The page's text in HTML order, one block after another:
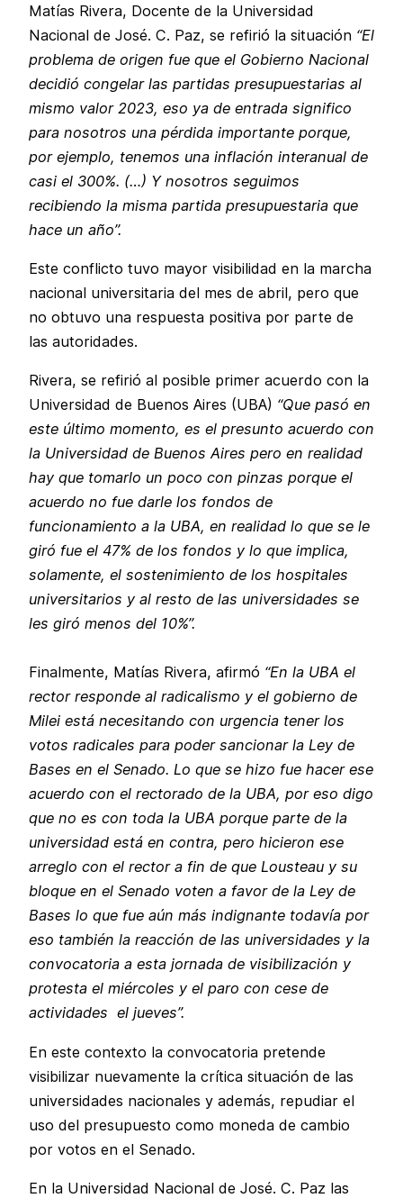
Matías Rivera, Docente de la Universidad
Nacional de José. C. Paz, se refirió la situación “El
problema de origen fue que el Gobierno Nacional
decidió congelar las partidas presupuestarias al
mismo valor 2023, eso ya de entrada significo
para nosotros una pérdida importante porque,
por ejemplo, tenemos una inflación interanual de
casi el 300%. (…) Y nosotros seguimos
recibiendo la misma partida presupuestaria que
hace un año”.
Este conflicto tuvo mayor visibilidad en la marcha
nacional universitaria del mes de abril, pero que
no obtuvo una respuesta positiva por parte de
las autoridades.
Rivera, se refirió al posible primer acuerdo con la
Universidad de Buenos Aires (UBA) “Que pasó en
este último momento, es el presunto acuerdo con
la Universidad de Buenos Aires pero en realidad
hay que tomarlo un poco con pinzas porque el
acuerdo no fue darle los fondos de
funcionamiento a la UBA, en realidad lo que se le
giró fue el 47% de los fondos y lo que implica,
solamente, el sostenimiento de los hospitales
universitarios y al resto de las universidades se
les giró menos del 10%”.
Finalmente, Matías Rivera, afirmó “En la UBA el
rector responde al radicalismo y el gobierno de
Milei está necesitando con urgencia tener los
votos radicales para poder sancionar la Ley de
Bases en el Senado. Lo que se hizo fue hacer ese
acuerdo con el rectorado de la UBA, por eso digo
que no es con toda la UBA porque parte de la
universidad está en contra, pero hicieron ese
arreglo con el rector a fin de que Lousteau y su
bloque en el Senado voten a favor de la Ley de
Bases lo que fue aún más indignante todavía por
eso también la reacción de las universidades y la
convocatoria a esta jornada de visibilización y
protesta el miércoles y el paro con cese de
actividades el jueves”.
En este contexto la convocatoria pretende
visibilizar nuevamente la crítica situación de las
universidades nacionales y además, repudiar el
uso del presupuesto como moneda de cambio
por votos en el Senado.
En la Universidad Nacional de José. C. Paz las